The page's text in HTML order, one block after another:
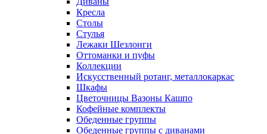
Кресла
Столы
Стулья
Лежаки Шезлонги
Оттоманки и пуфы
Коллекции
Искусственный ротанг, металлокаркас
Шкафы
Цветочницы Вазоны Кашпо
Кофейные комплекты
Обеденные группы
Обеденные группы с диванами